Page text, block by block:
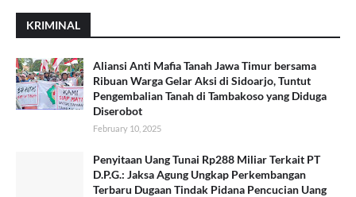
KRIMINAL
Aliansi Anti Mafia Tanah Jawa Timur bersama
Ribuan Warga Gelar Aksi di Sidoarjo, Tuntut
Pengembalian Tanah di Tambakoso yang Diduga
Diserobot
February 10, 2025
Penyitaan Uang Tunai Rp288 Miliar Terkait PT
D.P.G.: Jaksa Agung Ungkap Perkembangan
Terbaru Dugaan Tindak Pidana Pencucian Uang